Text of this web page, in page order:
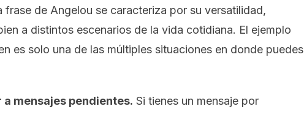
frase de Angelou se caracteriza por su versatilidad,
a distintos escenarios de la vida cotidiana. El ejemplo
es solo una de las múltiples situaciones en donde puedes
a mensajes pendientes. Si tienes un mensaje por